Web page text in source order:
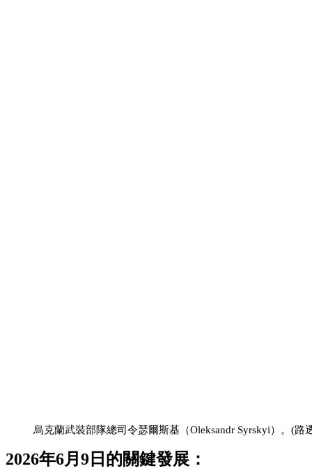
烏克蘭武裝部隊總司令瑟爾斯基（Oleksandr Syrskyi）。(路
2026年6月9日 的關鍵發展：